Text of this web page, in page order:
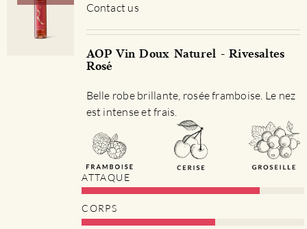
Contact us
AOP Vin Doux Naturel - Rivesaltes
Rosé
Belle robe brillante, rosée framboise. Le nez
est intense et frais.
ATTAQUE
CORPS